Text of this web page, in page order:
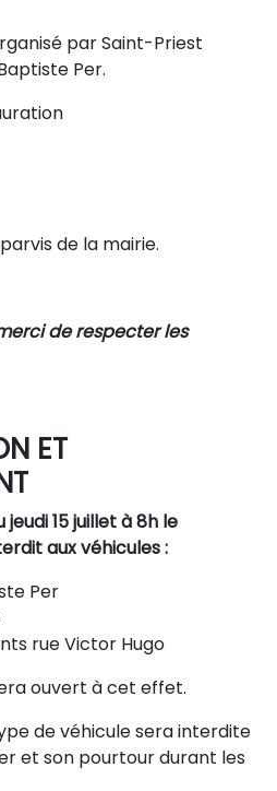
par Saint-Priest
Per.
de la mairie.
de respecter les
ET
jeudi 15 juillet à 8h le
aux véhicules :
Per
rue Victor Hugo
ouvert à cet effet.
de véhicule sera interdite
et son pourtour durant les